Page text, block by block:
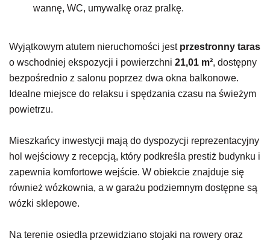
wannę, WC, umywalkę oraz pralkę.
Wyjątkowym atutem nieruchomości jest przestronny taras
o wschodniej ekspozycji i powierzchni 21,01 m², dostępny
bezpośrednio z salonu poprzez dwa okna balkonowe.
Idealne miejsce do relaksu i spędzania czasu na świeżym
powietrzu.
Mieszkańcy inwestycji mają do dyspozycji reprezentacyjny
hol wejściowy z recepcją, który podkreśla prestiż budynku i
zapewnia komfortowe wejście. W obiekcie znajduje się
również wózkownia, a w garażu podziemnym dostępne są
wózki sklepowe.
Na terenie osiedla przewidziano stojaki na rowery oraz